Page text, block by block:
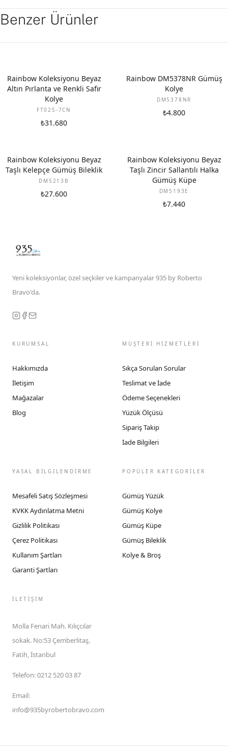
Benzer Ürünler
YENI
Rainbow Koleksiyonu Beyaz
Altın Pırlanta ve Renkli Safir
Kolye
FT025-7CN
₺31.680
Rainbow DM5378NR Gümüş
Kolye
DM5378NR
₺4.800
Rainbow Koleksiyonu Beyaz
Taşlı Kelepçe Gümüş Bileklik
DM5213B
₺27.600
Rainbow Koleksiyonu Beyaz
Taşlı Zincir Sallantılı Halka
Gümüş Küpe
DM5193E
₺7.440
Yeni koleksiyonlar, özel seçkiler ve kampanyalar 935 by Roberto
Bravo'da.
KURUMSAL
Hakkımızda
İletişim
Mağazalar
Blog
MÜŞTERİ HİZMETLERİ
Sıkça Sorulan Sorular
Teslimat ve İade
Ödeme Seçenekleri
Yüzük Ölçüsü
Sipariş Takip
İade Bilgileri
YASAL BİLGİLENDİRME
Mesafeli Satış Sözleşmesi
KVKK Aydınlatma Metni
Gizlilik Politikası
Çerez Politikası
Kullanım Şartları
Garanti Şartları
POPÜLER KATEGORİLER
Gümüş Yüzük
Gümüş Kolye
Gümüş Küpe
Gümüş Bileklik
Kolye & Broş
İLETIŞIM
Molla Fenari Mah. Kılıçcılar
sokak. No:53 Çemberlitaş,
Fatih, İstanbul
Telefon:0212 520 03 87
Email:
info@935byrobertobravo.com